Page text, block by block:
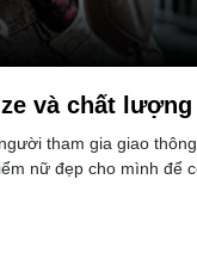
và chất lượng
tham gia giao
nữ đẹp cho mình để